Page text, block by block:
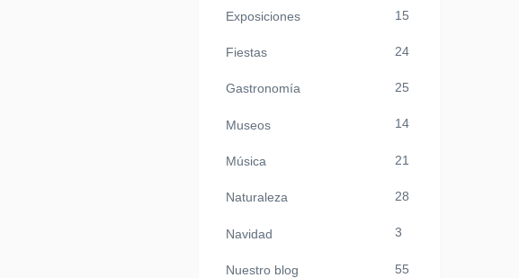
Exposiciones 15
Fiestas 24
Gastronomía 25
Museos 14
Música 21
Naturaleza 28
Navidad 3
Nuestro blog 55